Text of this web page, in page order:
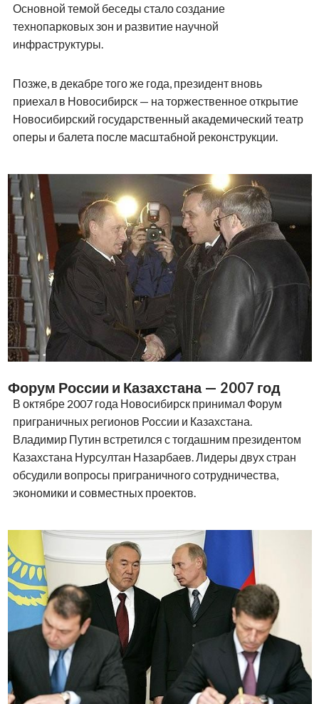
Основной темой беседы стало создание
технопарковых зон и развитие научной
инфраструктуры.
Позже, в декабре того же года, президент вновь
приехал в Новосибирск — на торжественное открытие
Новосибирский государственный академический театр
оперы и балета после масштабной реконструкции.
Форум России и Казахстана — 2007 год
В октябре 2007 года Новосибирск принимал Форум
приграничных регионов России и Казахстана.
Владимир Путин встретился с тогдашним президентом
Казахстана Нурсултан Назарбаев. Лидеры двух стран
обсудили вопросы приграничного сотрудничества,
экономики и совместных проектов.